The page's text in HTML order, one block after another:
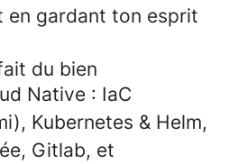
gardant ton esprit
du bien
Native : IaC
Kubernetes & Helm,
Gitlab, et